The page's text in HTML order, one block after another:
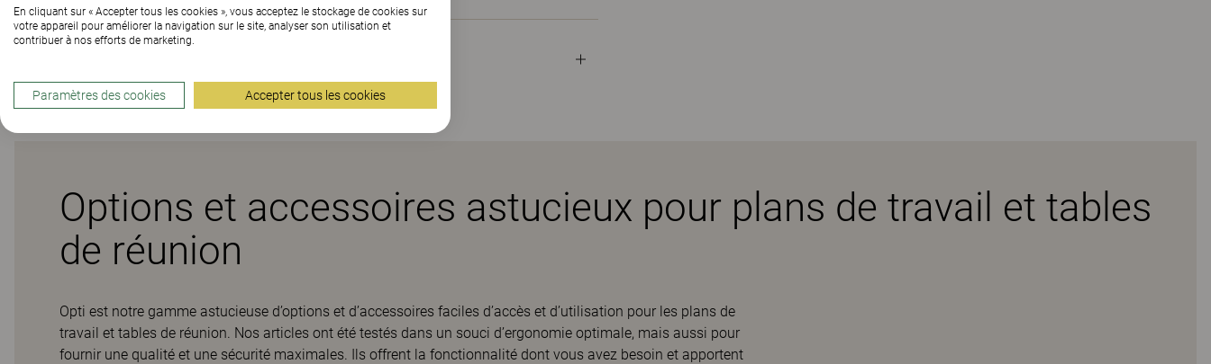
Options et accessoires astucieux pour plans de travail et tables
de réunion
Opti est notre gamme astucieuse d’options et d’accessoires faciles d’accès et d’utilisation pour les plans de
travail et tables de réunion. Nos articles ont été testés dans un souci d’ergonomie optimale, mais aussi pour
fournir une qualité et une sécurité maximales. Ils offrent la fonctionnalité dont vous avez besoin et apportent
En cliquant sur « Accepter tous les cookies », vous acceptez le stockage de cookies sur
votre appareil pour améliorer la navigation sur le site, analyser son utilisation et
contribuer à nos efforts de marketing.
Paramètres des cookies Accepter tous les cookies